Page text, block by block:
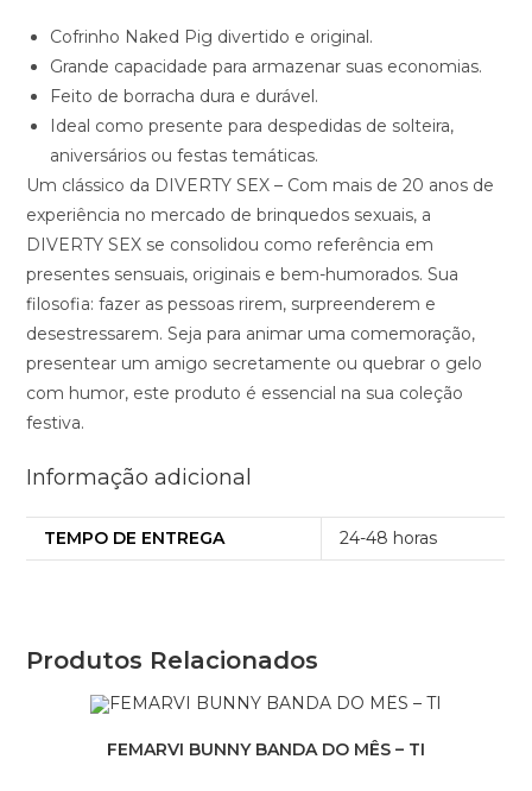
Cofrinho Naked Pig divertido e original.
Grande capacidade para armazenar suas economias.
Feito de borracha dura e durável.
Ideal como presente para despedidas de solteira,
aniversários ou festas temáticas.
Um clássico da DIVERTY SEX – Com mais de 20 anos de
experiência no mercado de brinquedos sexuais, a
DIVERTY SEX se consolidou como referência em
presentes sensuais, originais e bem-humorados. Sua
filosofia: fazer as pessoas rirem, surpreenderem e
desestressarem. Seja para animar uma comemoração,
presentear um amigo secretamente ou quebrar o gelo
com humor, este produto é essencial na sua coleção
festiva.
Informação adicional
TEMPO DE ENTREGA 24-48 horas
Produtos Relacionados
FEMARVI BUNNY BANDA DO MÊS – TI